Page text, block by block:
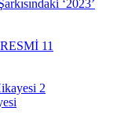
‘2023’